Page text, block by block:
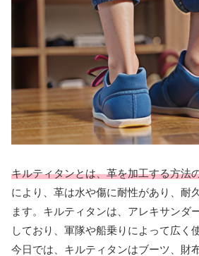
キルティタンとは、革を加工する方法
により、革は水や傷に耐性があり、耐
ます。キルティタンは、アレキサンダ
しており、軍隊や船乗りによって広く
今日では、キルティタンはブーツ、財